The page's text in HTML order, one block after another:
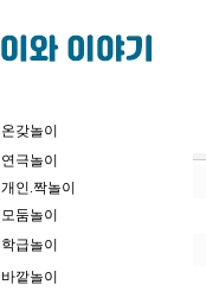
온갖놀이
연극놀이
개인.짝놀이
모둠놀이
학급놀이
바깥놀이